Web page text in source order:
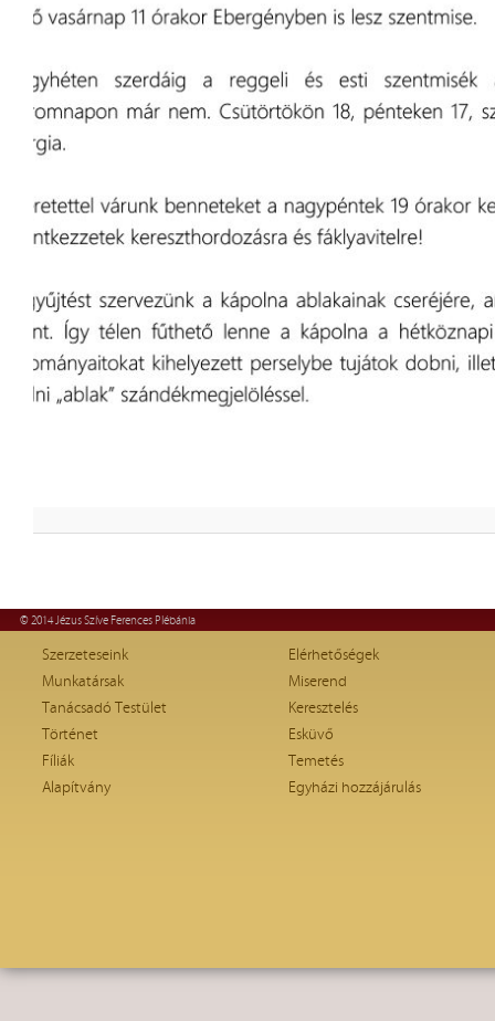
© 2014 Jézus Szíve Ferences Plébánia
Szerzeteseink
Munkatársak
Tanácsadó Testület
Történet
Fíliák
Alapítvány
Elérhetőségek
Miserend
Keresztelés
Esküvő
Temetés
Egyházi hozzájárulás